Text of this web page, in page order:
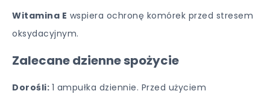
Witamina E wspiera ochronę komórek przed stresem
oksydacyjnym.
Zalecane dzienne spożycie
Dorośli: 1 ampułka dziennie. Przed użyciem